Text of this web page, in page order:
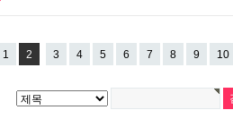
1 2 3 4 5 6 7 8 9 10